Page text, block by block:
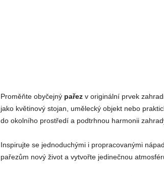
Proměňte obyčejnýpařezv originální prvek
jako květinový stojan, umělecký objekt nebo
do okolního prostředí a podtrhnou harmonii
Inspirujte se jednoduchými i propracovanými
pařezům nový život a vytvořte jedinečnou